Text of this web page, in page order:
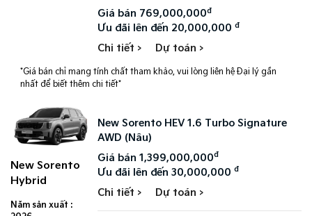
Giá bán 769,000,000đ
Ưu đãi lên đến 20,000,000đ
Chi tiết > Dự toán >
*Giá bán chỉ mang tính chất tham khảo, vui lòng liên hệ Đại lý gần
nhất để biết thêm chi tiết*
New Sorento
Hybrid
Năm sản xuất :
New Sorento HEV 1.6 Turbo Signature
AWD (Nâu)
Giá bán 1,399,000,000đ
Ưu đãi lên đến 30,000,000đ
Chi tiết > Dự toán >